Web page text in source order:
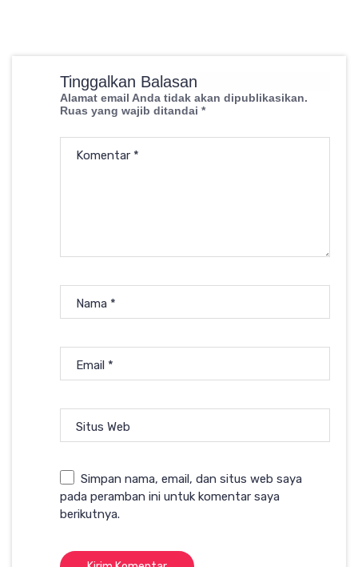
Tinggalkan Balasan
Alamat email Anda tidak akan dipublikasikan.
Ruas yang wajib ditandai *
Komentar *
Nama *
Email *
Situs Web
Simpan nama, email, dan situs web saya
pada peramban ini untuk komentar saya
berikutnya.